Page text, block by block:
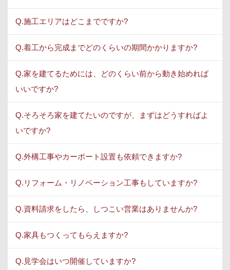
Q.施工エリアはどこまでですか?
Q.着工から完成までどのくらいの期間かかりますか?
Q.家を建てるためには、どのくらい前から動き始めれば
いいですか?
Q.そろそろ家を建てたいのですが、まずはどうすればよ
いですか?
Q.外構工事やカーポート設置も依頼できますか?
Q.リフォーム・リノベーション工事もしていますか?
Q.資料請求をしたら、しつこい営業はありませんか?
Q.家具もつくってもらえますか?
Q.見学会はいつ開催していますか?